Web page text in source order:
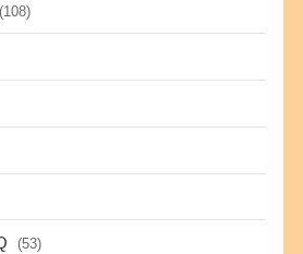
(108)
(53)